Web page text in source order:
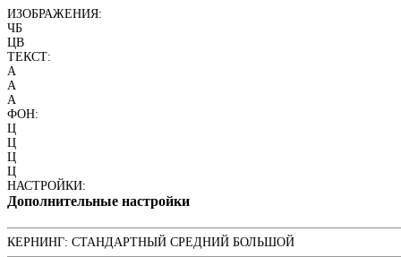
ИЗОБРАЖЕНИЯ:
ЧБ
ЦВ
ТЕКСТ:
A
A
A
ФОН:
Ц
Ц
Ц
Ц
НАСТРОЙКИ:
Дополнительные настройки
КЕРНИНГ: СТАНДАРТНЫЙ СРЕДНИЙ БОЛЬШОЙ